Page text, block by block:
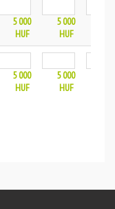
5 000
HUF
5 000
HUF
5 000
HUF
5 000
HUF